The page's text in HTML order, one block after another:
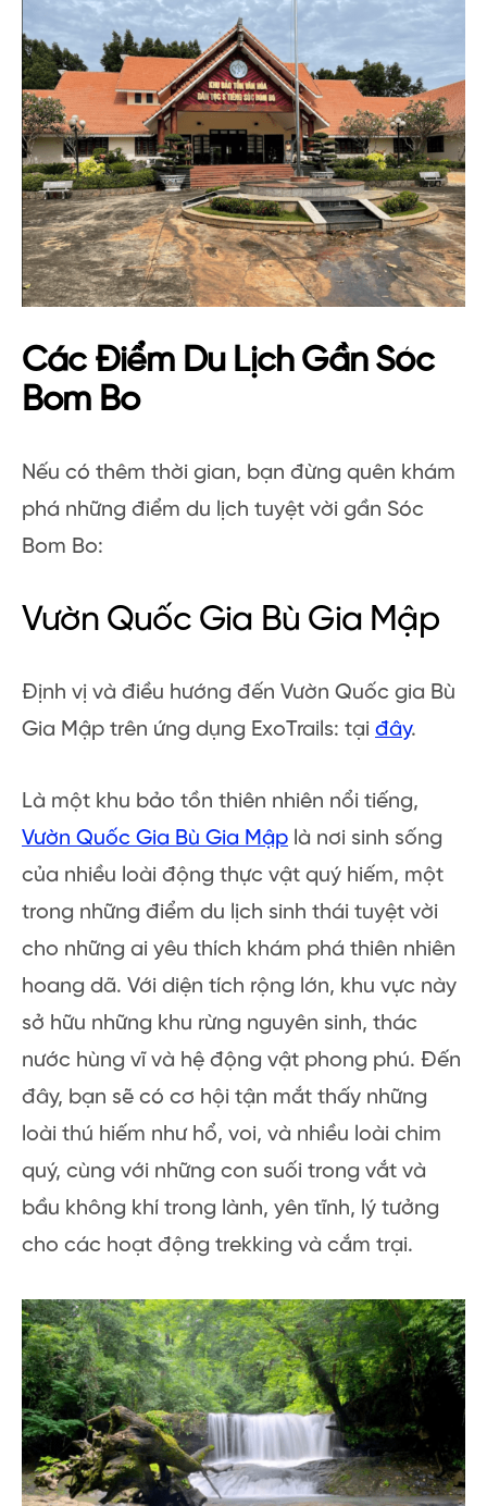
Các Điểm Du Lịch Gần Sóc
Bom Bo
Nếu có thêm thời gian, bạn đừng quên khám
phá những điểm du lịch tuyệt vời gần Sóc
Bom Bo:
Vườn Quốc Gia Bù Gia Mập
Định vị và điều hướng đến Vườn Quốc gia Bù
Gia Mập trên ứng dụng ExoTrails: tại đây.
Là một khu bảo tồn thiên nhiên nổi tiếng,
Vườn Quốc Gia Bù Gia Mập là nơi sinh sống
của nhiều loài động thực vật quý hiếm, một
trong những điểm du lịch sinh thái tuyệt vời
cho những ai yêu thích khám phá thiên nhiên
hoang dã. Với diện tích rộng lớn, khu vực này
sở hữu những khu rừng nguyên sinh, thác
nước hùng vĩ và hệ động vật phong phú. Đến
đây, bạn sẽ có cơ hội tận mắt thấy những
loài thú hiếm như hổ, voi, và nhiều loài chim
quý, cùng với những con suối trong vắt và
bầu không khí trong lành, yên tĩnh, lý tưởng
cho các hoạt động trekking và cắm trại.